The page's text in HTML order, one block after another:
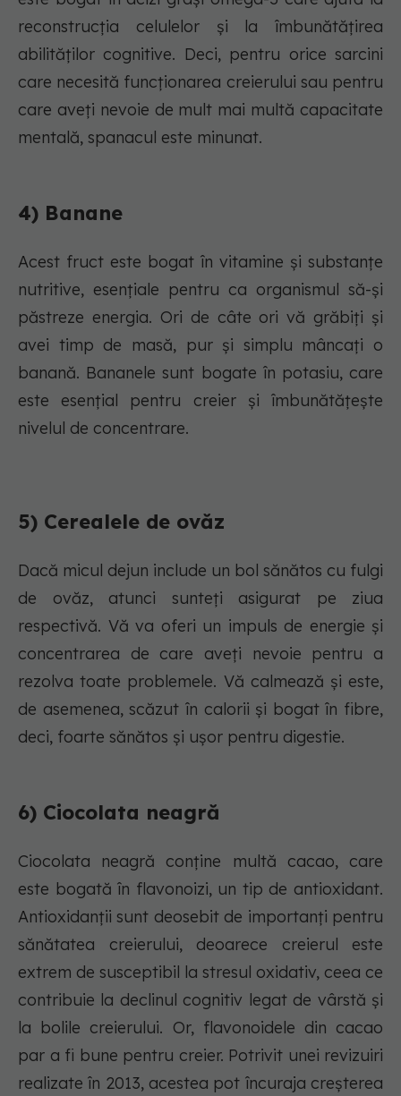
reconstrucția celulelor și la îmbunătățirea
abilităților cognitive. Deci, pentru orice sarcini
care necesită funcționarea creierului sau pentru
care aveți nevoie de mult mai multă capacitate
mentală, spanacul este minunat.
4) Banane
Acest fruct este bogat în vitamine și substanțe
nutritive, esențiale pentru ca organismul să-și
păstreze energia. Ori de câte ori vă grăbiți și
avei timp de masă, pur și simplu mâncați o
banană. Bananele sunt bogate în potasiu, care
este esențial pentru creier și îmbunătățește
nivelul de concentrare.
5) Cerealele de ovăz
Dacă micul dejun include un bol sănătos cu fulgi
de ovăz, atunci sunteți asigurat pe ziua
respectivă. Vă va oferi un impuls de energie și
concentrarea de care aveți nevoie pentru a
rezolva toate problemele. Vă calmează și este,
de asemenea, scăzut în calorii și bogat în fibre,
deci, foarte sănătos și ușor pentru digestie.
6) Ciocolata neagră
Ciocolata neagră conține multă cacao, care
este bogată în flavonoizi, un tip de antioxidant.
Antioxidanții sunt deosebit de importanți pentru
sănătatea creierului, deoarece creierul este
extrem de susceptibil la stresul oxidativ, ceea ce
contribuie la declinul cognitiv legat de vârstă și
la bolile creierului. Or, flavonoidele din cacao
par a fi bune pentru creier. Potrivit unei revizuiri
realizate în 2013, acestea pot încuraja creșterea